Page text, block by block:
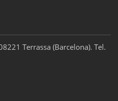
Terrassa (Barcelona). Tel.